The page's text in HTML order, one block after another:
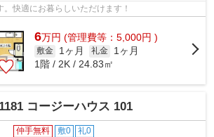
快適にお暮らしいただけます！
6万円 (管理費等：5,000円 )
敷金 1ヶ月 礼金
1ヶ月
1階 / 2K / 24.83㎡
コージーハウス 101
仲手無料 敷0 礼0